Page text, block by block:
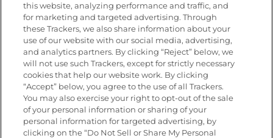
Únete a La Cocina Goya®
Recibe Nuevas Recetas, Ofertas Especiales y
Promociones
SÍGUENOS EN LAS REDES SOCIALES
Mapa del sitioPolítica de privacidad
Limitar el uso de mis datos personales sensibles
this website, analyzing performance and traffic, and
for marketing and targeted advertising. Through
these Trackers, we also share information about your
use of our website with our social media, advertising,
and analytics partners. By clicking “Reject” below, we
will not use such Trackers, except for strictly necessary
cookies that help our website work. By clicking
“Accept” below, you agree to the use of all Trackers.
You may also exercise your right to opt-out of the sale
of your personal information or sharing of your
personal information for targeted advertising, by
clicking on the “Do Not Sell or Share My Personal